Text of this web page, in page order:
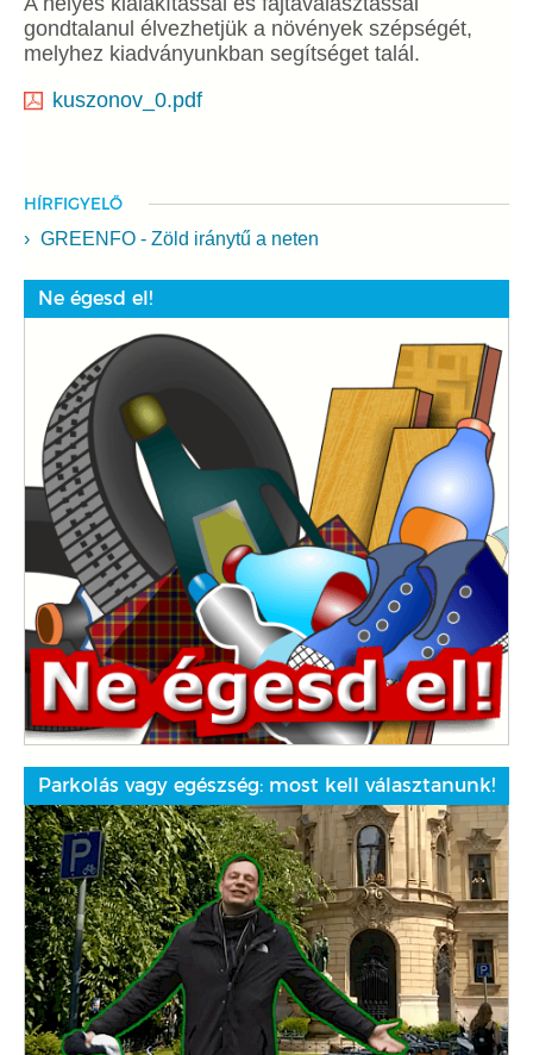
gondtalanul élvezhetjük a növények szépségét,
melyhez kiadványunkban segítséget talál.
kuszonov_0.pdf
HÍRFIGYELŐ
GREENFO - Zöld iránytű a neten
Ne égesd el!
Parkolás vagy egészség: most kell választanunk!